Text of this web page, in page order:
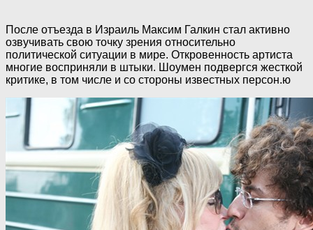
После отъезда в Израиль Максим Галкин стал активно
озвучивать свою точку зрения относительно
политической ситуации в мире. Откровенность артиста
многие восприняли в штыки. Шоумен подвергся жесткой
критике, в том числе и со стороны известных персон.ю